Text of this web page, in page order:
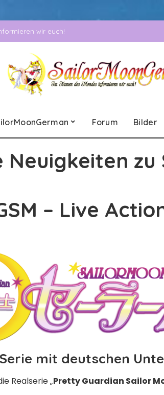
wir euch!
Forum Bilder
Neuigkeiten zu
– Live
mit deutschen
Realserie „Pretty Guardian Sailor